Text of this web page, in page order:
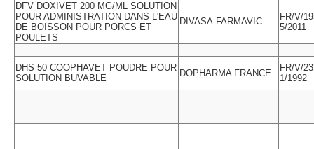
DFV DOXIVET 200 MG/ML SOLUTION
POUR ADMINISTRATION DANS L'EAU
DE BOISSON POUR PORCS ET
POULETS
DIVASA-FARMAVIC
FR/V/
5/2011
DHS 50 COOPHAVET POUDRE POUR
SOLUTION BUVABLE
DOPHARMA FRANCE
FR/V/
1/1992